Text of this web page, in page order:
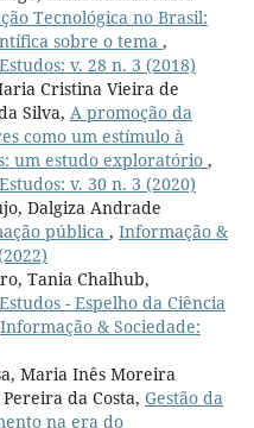
Tecnológica no Brasil:
sobre o tema ,
v. 28 n. 3 (2018)
Cristina Vieira de
Silva, A promoção da
como um estímulo à
um estudo exploratório ,
v. 30 n. 3 (2020)
Dalgiza Andrade
pública , Informação &
Tania Chalhub,
- Espelho da Ciência
Informação & Sociedade:
Maria Inês Moreira
da Costa, Gestão da
na era do